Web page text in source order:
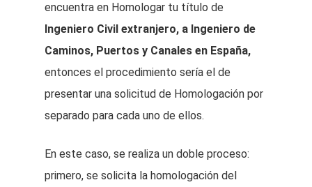
encuentra en Homologar tu título de
Ingeniero Civil extranjero, a Ingeniero de
Caminos, Puertos y Canales en España,
entonces el procedimiento sería el de
presentar una solicitud de Homologación por
separado para cada uno de ellos.
En este caso, se realiza un doble proceso:
primero, se solicita la homologación del